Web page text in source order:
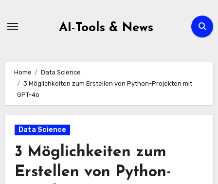
AI-Tools & News
Home
Data Science
3 Möglichkeiten zum Erstellen von Python-Projekten mit
GPT-4o
Data Science
3 Möglichkeiten zum
Erstellen von Python-